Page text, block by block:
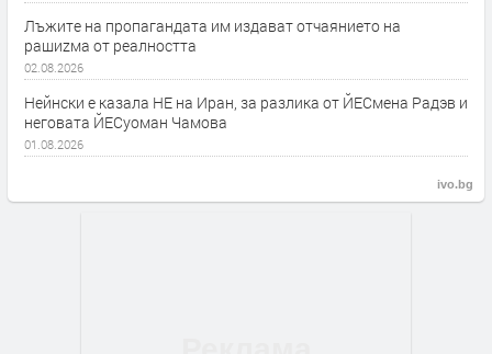
Лъжите на пропагандата им издават отчаянието на
рашиzма от реалността
02.08.2026
Нейнски е казала НЕ на Иран, за разлика от ЙЕСмена Радэв и
неговата ЙЕСуоман Чамова
01.08.2026
ivo.bg